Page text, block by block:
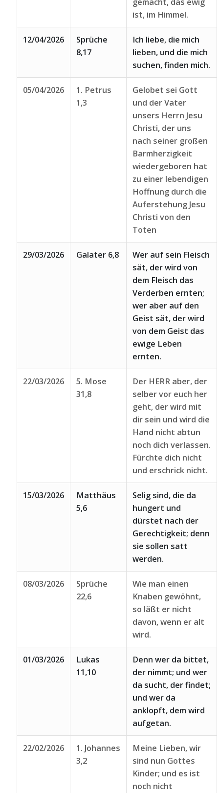
ist, im Himmel.
12/04/2026
Sprüche
8,17
Ich liebe, die mich
lieben, und die mich
suchen, finden mich.
05/04/2026
1. Petrus
1,3
Gelobet sei Gott
und der Vater
unsers Herrn Jesu
Christi, der uns
nach seiner großen
Barmherzigkeit
wiedergeboren hat
zu einer lebendigen
Hoffnung durch die
Auferstehung Jesu
Christi von den
Toten
29/03/2026 Galater 6,8
Wer auf sein Fleisch
sät, der wird von
dem Fleisch das
Verderben ernten;
wer aber auf den
Geist sät, der wird
von dem Geist das
ewige Leben
ernten.
22/03/2026
5. Mose
31,8
Der HERR aber, der
selber vor euch her
geht, der wird mit
dir sein und wird die
Hand nicht abtun
noch dich verlassen.
Fürchte dich nicht
und erschrick nicht.
15/03/2026
Matthäus
5,6
Selig sind, die da
hungert und
dürstet nach der
Gerechtigkeit; denn
sie sollen satt
werden.
08/03/2026
Sprüche
22,6
Wie man einen
Knaben gewöhnt,
so läßt er nicht
davon, wenn er alt
wird.
01/03/2026
Lukas
11,10
Denn wer da bittet,
der nimmt; und wer
da sucht, der findet;
und wer da
anklopft, dem wird
aufgetan.
22/02/2026
1. Johannes
3,2
Meine Lieben, wir
sind nun Gottes
Kinder; und es ist
noch nicht